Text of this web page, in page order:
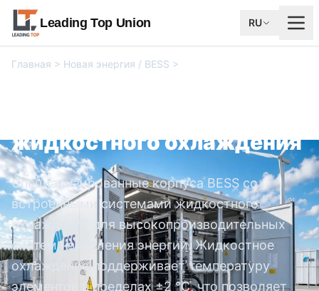
Leading Top Union RU
Главная > Новая энергия / BESS >
жидкостного охлаждения
Специализированные корпуса BESS со
встроенными системами жидкостного
охлаждения для высокопроизводительных
систем накопления энергии. Жидкостное
охлаждение поддерживает температуру
элементов в пределах ±2 °C, что позволяет